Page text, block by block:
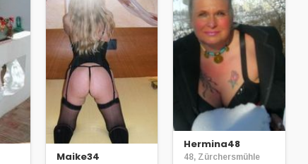
Maike34
Hermina48
48, Zürchersmühle